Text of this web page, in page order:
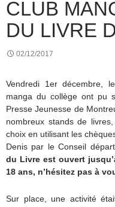
CLUB
DU LIVRE
02/12/2017
Vendredi 1er décembre,
manga du collège ont pu
Presse Jeunesse de
nombreux stands de
choix en utilisant les
Denis par le Conseil
du Livre est ouvert
18 ans, n’hésitez pas à
Sur place, une activité